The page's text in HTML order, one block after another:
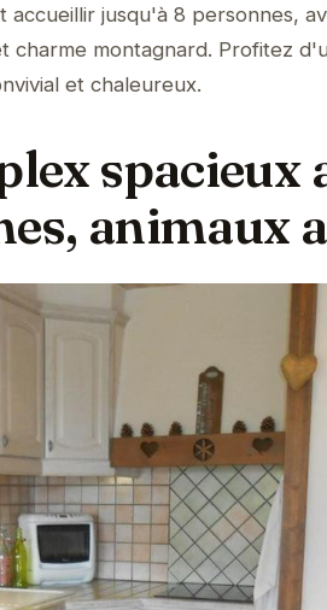
jusqu'à 8 personnes,
charme montagnard. Profitez
et chaleureux.
spacieux
animaux